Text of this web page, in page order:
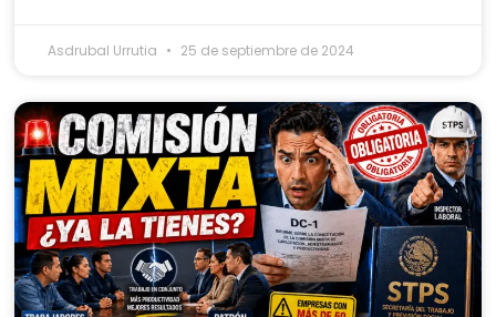
Asdrubal Urrutia 25 de septiembre de 2024